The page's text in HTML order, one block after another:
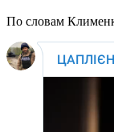
По словам